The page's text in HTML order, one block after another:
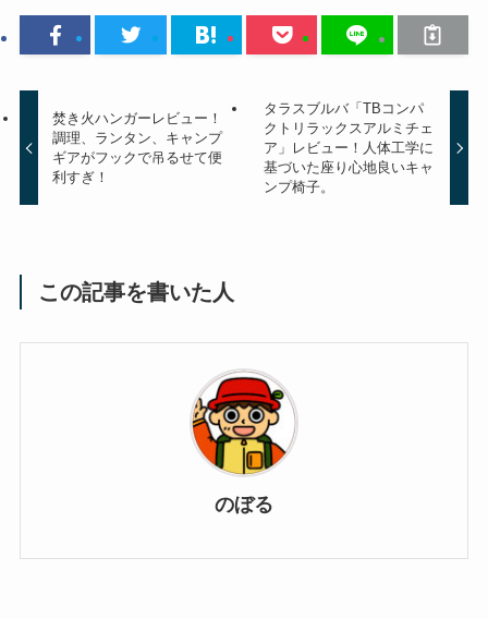
焚き火ハンガーレビュー！
調理、ランタン、キャンプ
ギアがフックで吊るせて便
利すぎ！
タラスブルバ「TBコンパ
クトリラックスアルミチェ
ア」レビュー！人体工学に
基づいた座り心地良いキャ
ンプ椅子。
この記事を書いた人
のぼる